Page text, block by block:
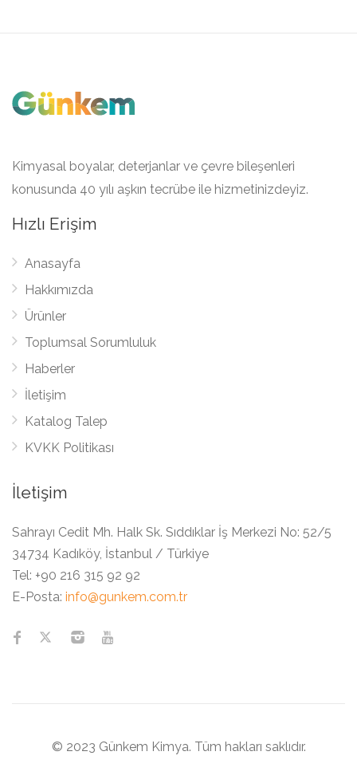
Kimyasal boyalar, deterjanlar ve çevre bileşenleri
konusunda 40 yılı aşkın tecrübe ile hizmetinizdeyiz.
Hızlı Erişim
Anasayfa
Hakkımızda
Ürünler
Toplumsal Sorumluluk
Haberler
İletişim
Katalog Talep
KVKK Politikası
İletişim
Sahrayı Cedit Mh. Halk Sk. Sıddıklar İş Merkezi No: 52/5
34734 Kadıköy, İstanbul / Türkiye
Tel: +90 216 315 92 92
E-Posta: info@gunkem.com.tr
© 2023 Günkem Kimya. Tüm hakları saklıdır.